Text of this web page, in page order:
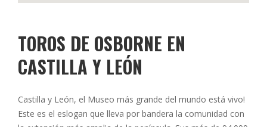
TOROS DE OSBORNE EN
CASTILLA Y LEÓN
Castilla y León, el Museo más grande del mundo está vivo!
Este es el eslogan que lleva por bandera la comunidad con